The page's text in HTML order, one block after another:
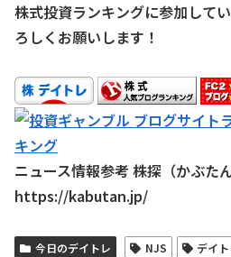
株式投資ランキングに参加して
ろしくお願いします！
キング
ニュース情報参考 株探（かぶた
https://kabutan.jp/
今日のデイトレ NJS
デイ